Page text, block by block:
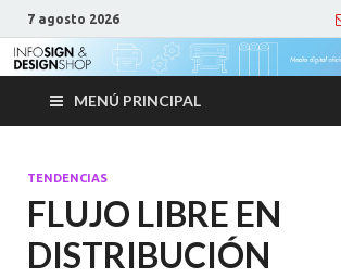
7 agosto 2026
MENÚ PRINCIPAL
TENDENCIAS
FLUJO LIBRE EN
DISTRIBUCIÓN